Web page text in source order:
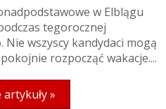
w Elblągu
tegorocznej
wszyscy kandydaci mogą
rozpocząć wakacje....
»